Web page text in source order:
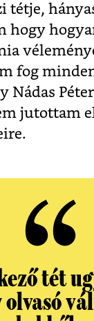
tétje,
hogy
fog
Nádas
jutottam
tét
olvasó